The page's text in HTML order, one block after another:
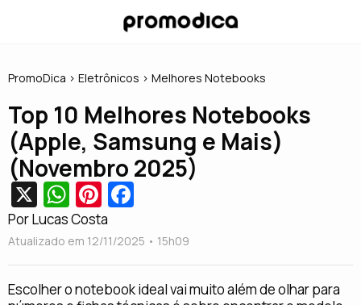
PromoDica > Eletrônicos > Melhores Notebooks
Top 10 Melhores Notebooks
(Apple, Samsung e Mais)
(Novembro 2025)
X W
h
at
s
A
Pi
nt
er
e
st
e
b
o
Por Lucas Costa
Atualizado em 12/11/2025 • 15h09
Escolher o notebook ideal vai muito além de olhar para